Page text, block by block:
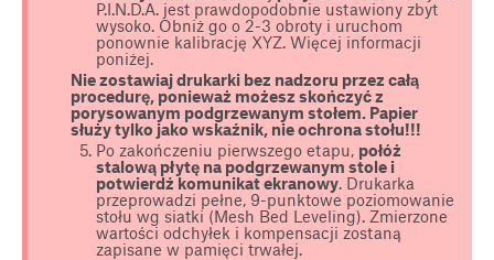
P.I.N.D.A. jest prawdopodobnie ustawiony zbyt
wysoko. Obniż go o 2-3 obroty i uruchom
ponownie kalibrację XYZ. Więcej informacji
poniżej.
Nie zostawiaj drukarki bez nadzoru przez całą
procedurę, ponieważ możesz skończyć z
porysowanym podgrzewanym stołem. Papier
służy tylko jako wskaźnik, nie ochrona stołu!!!
Po zakończeniu pierwszego etapu, połóż
stalową płytę na podgrzewanym stole i
potwierdź komunikat ekranowy. Drukarka
przeprowadzi pełne, 9-punktowe poziomowanie
stołu wg siatki (Mesh Bed Leveling). Zmierzone
wartości odchyłek i kompensacji zostaną
zapisane w pamięci trwałej.